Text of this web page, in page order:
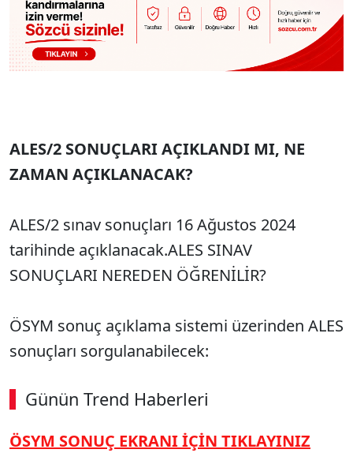
ALES/2 SONUÇLARI AÇIKLANDI MI, NE
ZAMAN AÇIKLANACAK?
ALES/2 sınav sonuçları 16 Ağustos 2024
tarihinde açıklanacak.ALES SINAV
SONUÇLARI NEREDEN ÖĞRENİLİR?
ÖSYM sonuç açıklama sistemi üzerinden ALES
sonuçları sorgulanabilecek:
Günün Trend Haberleri
SÖZCÜ SON DAKİKA
ÖSYM SONUÇ EKRANI İÇİN TIKLAYINIZ